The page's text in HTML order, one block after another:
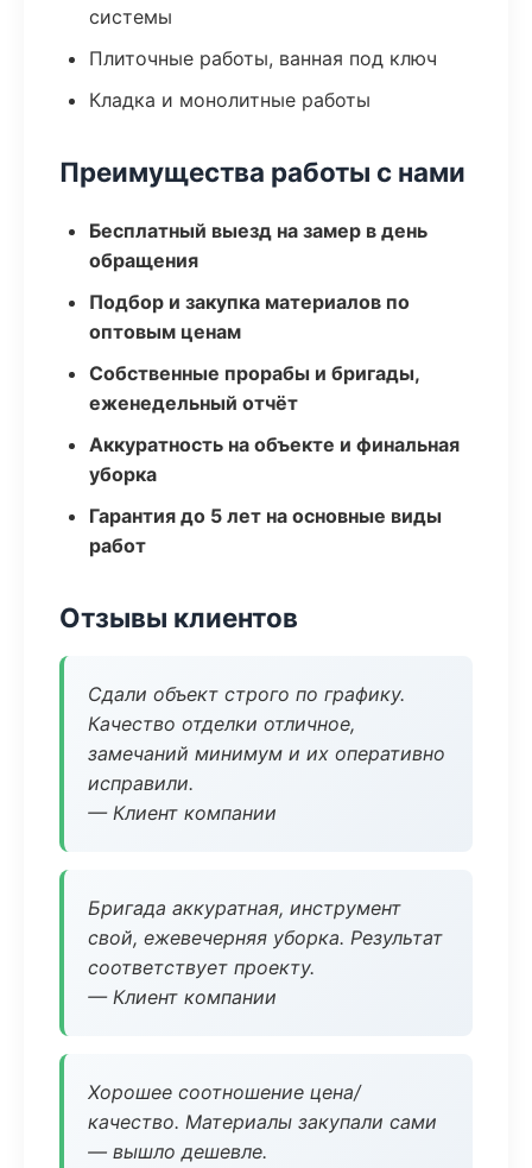
системы
Плиточные работы, ванная под ключ
Кладка и монолитные работы
Преимущества работы с нами
Бесплатный выезд на замер в день
обращения
Подбор и закупка материалов по
оптовым ценам
Собственные прорабы и бригады,
еженедельный отчёт
Аккуратность на объекте и финальная
уборка
Гарантия до 5 лет на основные виды
работ
Отзывы клиентов
Сдали объект строго по графику.
Качество отделки отличное,
замечаний минимум и их оперативно
исправили.
— Клиент компании
Бригада аккуратная, инструмент
свой, ежевечерняя уборка. Результат
соответствует проекту.
— Клиент компании
Хорошее соотношение цена/
качество. Материалы закупали сами
— вышло дешевле.